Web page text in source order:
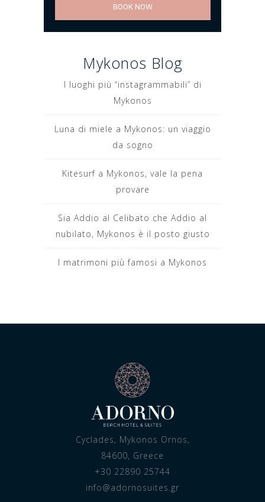
BOOK NOW
Mykonos Blog
I luoghi più “instagrammabili” di
Mykonos
Luna di miele a Mykonos: un viaggio
da sogno
Kitesurf a Mykonos, vale la pena
provare
Sia Addio al Celibato che Addio al
nubilato, Mykonos è il posto giusto
I matrimoni più famosi a Mykonos
Cyclades, Mykonos Ornos,
84600, Greece
+30 22890 25744
info@adornosuites.gr